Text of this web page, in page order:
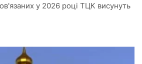
у 2026 році ТЦК висунуть